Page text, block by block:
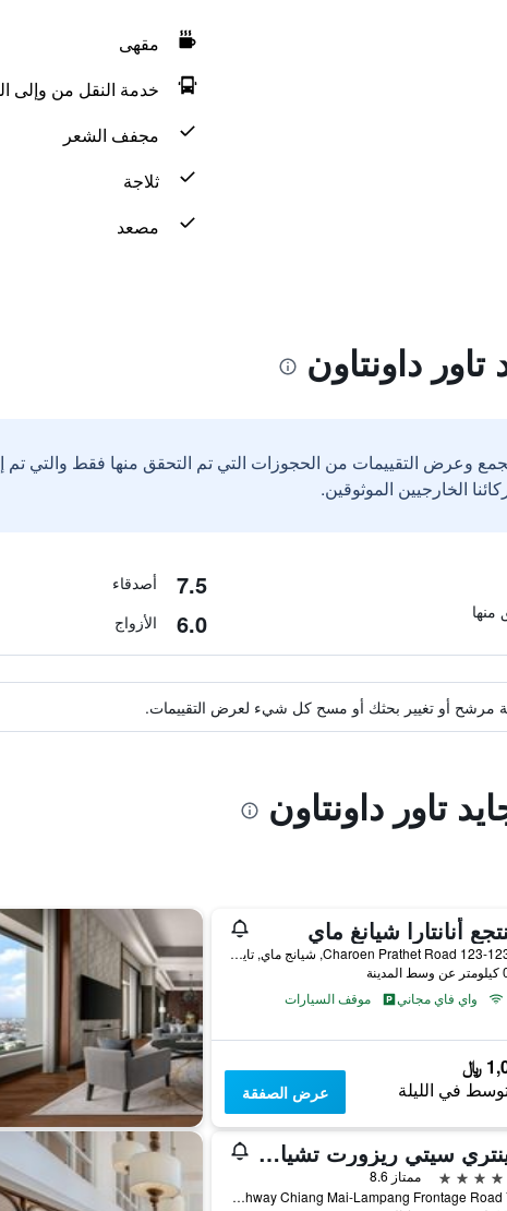
مقهى
خدمة النقل من وإلى
مجفف الشعر
ثلاجة
مصعد
داونتاون
وعرض التقييمات من الحجوزات التي تم التحقق منها فقط والتي
7.5 أصدقاء
6.0 الأزواج
مرشح أو تغيير بحثك أو مسح كل شيء لعرض التقييمات.
تاور داونتاون
أنانتارا شيانغ ماي
123-123/1 Charoen Prathet Road, شيانج ماي, تايلاند
واي فاي مجاني
موقف السيارات
﷼
في الليلة عرض الصفقة
وينتري سيتي ريزورت تشيانغ ماي
ممتاز 8.6
72 Highway Chiang Mai-Lampang Frontage Road, شيانج ماي, تايلاند